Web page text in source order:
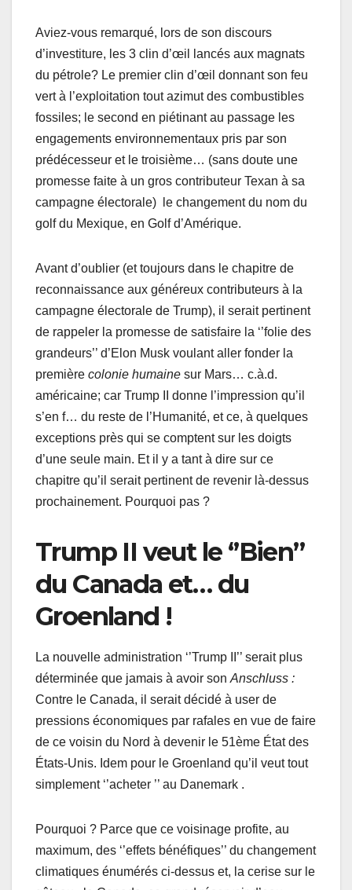
Aviez-vous remarqué, lors de son discours
d’investiture, les 3 clin d’œil lancés aux magnats
du pétrole? Le premier clin d’œil donnant son feu
vert à l’exploitation tout azimut des combustibles
fossiles; le second en piétinant au passage les
engagements environnementaux pris par son
prédécesseur et le troisième… (sans doute une
promesse faite à un gros contributeur Texan à sa
campagne électorale) le changement du nom du
golf du Mexique, en Golf d’Amérique.
Avant d’oublier (et toujours dans le chapitre de
reconnaissance aux généreux contributeurs à la
campagne électorale de Trump), il serait pertinent
de rappeler la promesse de satisfaire la ‘’folie des
grandeurs’’ d’Elon Musk voulant aller fonder la
première colonie humaine sur Mars… c.à.d.
américaine; car Trump II donne l’impression qu’il
s’en f… du reste de l’Humanité, et ce, à quelques
exceptions près qui se comptent sur les doigts
d’une seule main. Et il y a tant à dire sur ce
chapitre qu’il serait pertinent de revenir là-dessus
prochainement. Pourquoi pas ?
Trump II veut le ‘’Bien’’
du Canada et… du
Groenland !
La nouvelle administration ‘’Trump II’’ serait plus
déterminée que jamais à avoir son Anschluss :
Contre le Canada, il serait décidé à user de
pressions économiques par rafales en vue de faire
de ce voisin du Nord à devenir le 51ème État des
États-Unis. Idem pour le Groenland qu’il veut tout
simplement ‘’acheter ’’ au Danemark .
Pourquoi ? Parce que ce voisinage profite, au
maximum, des ‘’effets bénéfiques’’ du changement
climatiques énumérés ci-dessus et, la cerise sur le